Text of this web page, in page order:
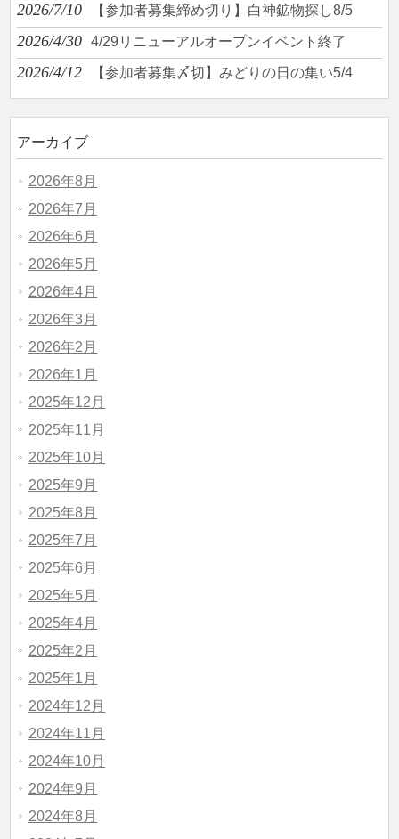
2026/7/10 【参加者募集締め切り】白神鉱物探し8/5
2026/4/30 4/29リニューアルオープンイベント終了
2026/4/12 【参加者募集〆切】みどりの日の集い5/4
アーカイブ
2026年8月
2026年7月
2026年6月
2026年5月
2026年4月
2026年3月
2026年2月
2026年1月
2025年12月
2025年11月
2025年10月
2025年9月
2025年8月
2025年7月
2025年6月
2025年5月
2025年4月
2025年2月
2025年1月
2024年12月
2024年11月
2024年10月
2024年9月
2024年8月